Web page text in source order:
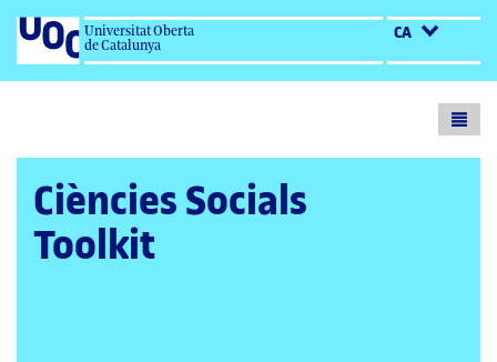
Universitat Oberta
de Catalunya
CA
Ciències Socials
Toolkit